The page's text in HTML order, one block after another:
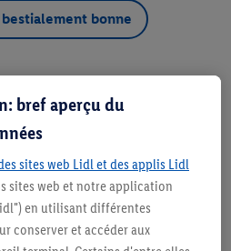
bonne
bref aperçu du
sites web Lidl et des applis Lidl
sites web et notre application
en utilisant différentes
conserver et accéder aux